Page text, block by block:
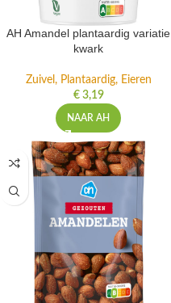
AH Amandel plantaardig variatie
kwark
Zuivel, Plantaardig, Eieren
€3,19
NAAR AH